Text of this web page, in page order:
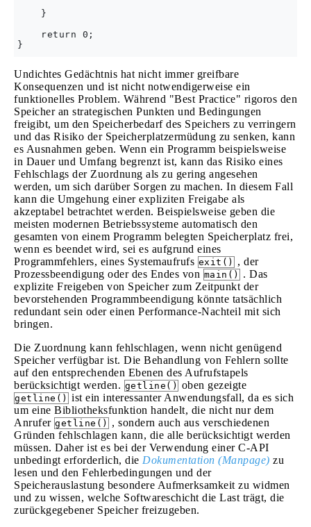
    }
    return 0;
Undichtes Gedächtnis hat nicht immer greifbare
Konsequenzen und ist nicht notwendigerweise ein
funktionelles Problem. Während "Best Practice" rigoros den
Speicher an strategischen Punkten und Bedingungen
freigibt, um den Speicherbedarf des Speichers zu verringern
und das Risiko der Speicherplatzermüdung zu senken, kann
es Ausnahmen geben. Wenn ein Programm beispielsweise
in Dauer und Umfang begrenzt ist, kann das Risiko eines
Fehlschlags der Zuordnung als zu gering angesehen
werden, um sich darüber Sorgen zu machen. In diesem Fall
kann die Umgehung einer expliziten Freigabe als
akzeptabel betrachtet werden. Beispielsweise geben die
meisten modernen Betriebssysteme automatisch den
gesamten von einem Programm belegten Speicherplatz frei,
wenn es beendet wird, sei es aufgrund eines
Programmfehlers, eines Systemaufrufs exit()
, der
Prozessbeendigung oder des Endes von main()
. Das
explizite Freigeben von Speicher zum Zeitpunkt der
bevorstehenden Programmbeendigung könnte tatsächlich
redundant sein oder einen Performance-Nachteil mit sich
bringen.
Die Zuordnung kann fehlschlagen, wenn nicht genügend
Speicher verfügbar ist. Die Behandlung von Fehlern sollte
auf den entsprechenden Ebenen des Aufrufstapels
berücksichtigt werden. getline() oben gezeigte
getline() ist ein interessanter Anwendungsfall, da es sich
um eine Bibliotheksfunktion handelt, die nicht nur dem
Anrufer getline()
, sondern auch aus verschiedenen
Gründen fehlschlagen kann, die alle berücksichtigt werden
müssen. Daher ist es bei der Verwendung einer C-API
unbedingt erforderlich, die Dokumentation (Manpage) zu
lesen und den Fehlerbedingungen und der
Speicherauslastung besondere Aufmerksamkeit zu widmen
und zu wissen, welche Softwareschicht die Last trägt, die
zurückgegebener Speicher freizugeben.